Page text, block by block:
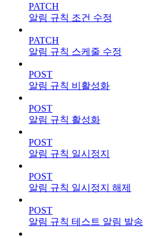
PATCH
알림 규칙 조건 수정
PATCH
알림 규칙 스케줄 수정
POST
알림 규칙 비활성화
POST
알림 규칙 활성화
POST
알림 규칙 일시정지
POST
알림 규칙 일시정지 해제
POST
알림 규칙 테스트 알림 발송